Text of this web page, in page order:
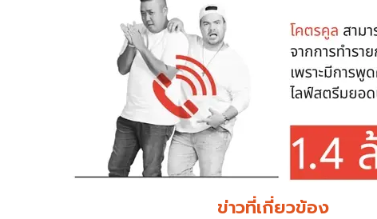
ข่าวที่เกี่ยวข้อง